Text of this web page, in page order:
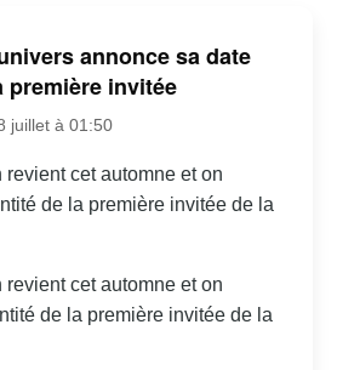
annonce sa date
première invitée
juillet à 01:50
cet automne et on
de la première invitée de la
cet automne et on
de la première invitée de la